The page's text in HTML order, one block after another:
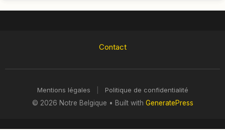
Contact
Mentions légales
Politique de confidentialité
© 2026 Notre Belgique • Built with GeneratePress